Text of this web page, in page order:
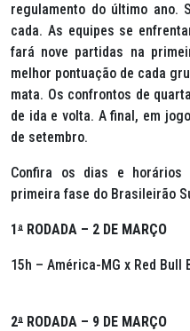
regulamento do último ano.
cada. As equipes se
fará nove partidas na
melhor pontuação de cada
mata. Os confrontos de
de ida e volta. A final, em
de setembro.
Confira os dias e
primeira fase do Brasileirão
1ª RODADA – 2 DE MARÇO
15h – América-MG x Red Bull
2ª RODADA – 9 DE MARÇO